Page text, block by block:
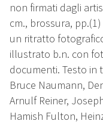
non firmati dagli
cm., brossura,
un ritratto
illustrato b.n. con
documenti. Testo in
Bruce Naumann,
Arnulf Reiner,
Hamish Fulton,